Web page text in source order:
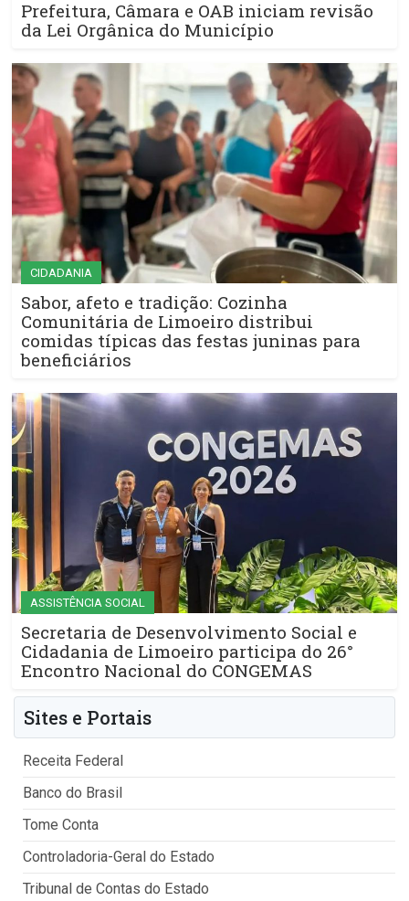
Prefeitura, Câmara e OAB iniciam revisão
da Lei Orgânica do Município
CIDADANIA
Sabor, afeto e tradição: Cozinha
Comunitária de Limoeiro distribui
comidas típicas das festas juninas para
beneficiários
ASSISTÊNCIA SOCIAL
Secretaria de Desenvolvimento Social e
Cidadania de Limoeiro participa do 26°
Encontro Nacional do CONGEMAS
Sites e Portais
Receita Federal
Banco do Brasil
Tome Conta
Controladoria-Geral do Estado
Tribunal de Contas do Estado